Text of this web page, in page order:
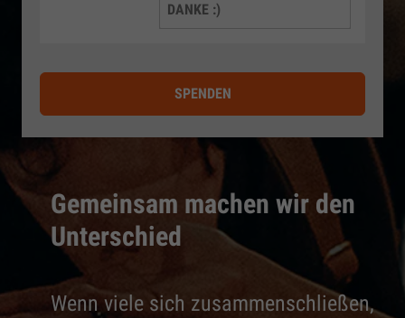
Gemeinsam machen wir den
Unterschied
Wenn viele sich zusammenschließen,
DANKE :)
SPENDEN